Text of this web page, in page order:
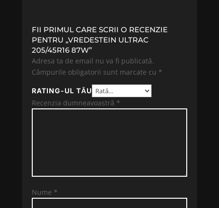
FII PRIMUL CARE SCRII O RECENZIE
PENTRU „VREDESTEIN ULTRAC
205/45R16 87W”
Adresa ta de email nu va fi publicată.
Câmpurile obligatorii sunt marcate cu *
RATING-UL TĂU
Recenzia dumneavoastră *
Nume *